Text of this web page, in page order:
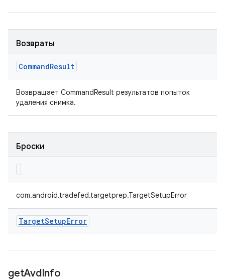
Возвраты
CommandResult
Возвращает CommandResult результатов попыток
удаления снимка.
Броски
com.android.tradefed.targetprep.TargetSetupError
TargetSetupError
getAvdInfo